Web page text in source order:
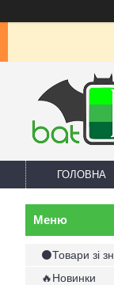
ГОЛОВНА
⚫Товари зі
🔥Новинки